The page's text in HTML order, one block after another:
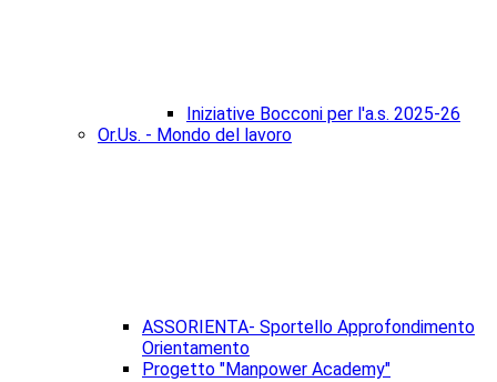
Iniziative Bocconi per l'a.s. 2025-26
Or.Us. - Mondo del lavoro
ASSORIENTA- Sportello Approfondimento
Orientamento
Progetto "Manpower Academy"